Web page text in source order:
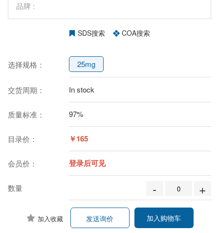
品牌 :
SDS搜索 COA搜索
选择规格： 25mg
交货周期： In stock
质量标准： 97%
目录价： ￥165
会员价： 登录后可见
数量 - +
加入收藏 加入购物车
发送询价